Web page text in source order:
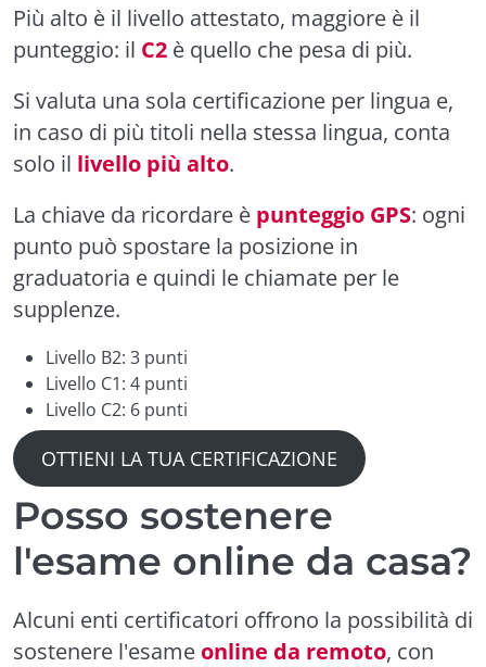
Più alto è il livello attestato, maggiore è il
punteggio: il C2 è quello che pesa di più.
Si valuta una sola certificazione per lingua e,
in caso di più titoli nella stessa lingua, conta
solo il livello più alto.
La chiave da ricordare è punteggio GPS: ogni
punto può spostare la posizione in
graduatoria e quindi le chiamate per le
supplenze.
Livello B2: 3 punti
Livello C1: 4 punti
Livello C2: 6 punti
OTTIENI LA TUA CERTIFICAZIONE
Posso sostenere
l'esame online da casa?
Alcuni enti certificatori offrono la possibilità di
sostenere l'esame online da remoto, con